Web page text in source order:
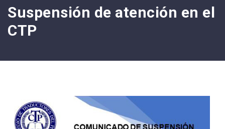
Suspensión de atención en el
CTP